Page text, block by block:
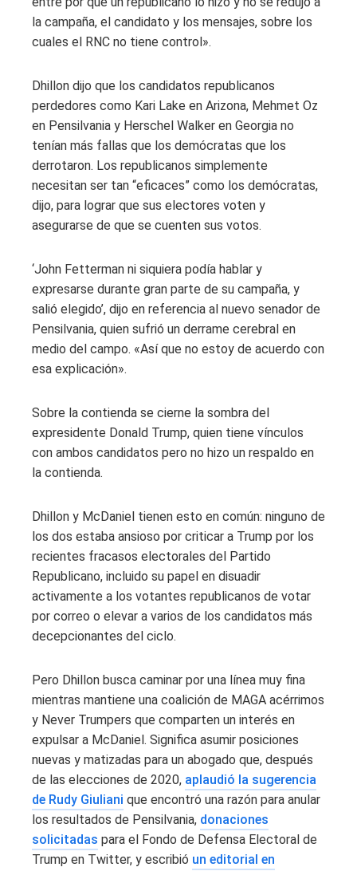
la campaña, el candidato y los mensajes, sobre los
cuales el RNC no tiene control».
Dhillon dijo que los candidatos republicanos
perdedores como Kari Lake en Arizona, Mehmet Oz
en Pensilvania y Herschel Walker en Georgia no
tenían más fallas que los demócratas que los
derrotaron. Los republicanos simplemente
necesitan ser tan “eficaces” como los demócratas,
dijo, para lograr que sus electores voten y
asegurarse de que se cuenten sus votos.
‘John Fetterman ni siquiera podía hablar y
expresarse durante gran parte de su campaña, y
salió elegido’, dijo en referencia al nuevo senador de
Pensilvania, quien sufrió un derrame cerebral en
medio del campo. «Así que no estoy de acuerdo con
esa explicación».
Sobre la contienda se cierne la sombra del
expresidente Donald Trump, quien tiene vínculos
con ambos candidatos pero no hizo un respaldo en
la contienda.
Dhillon y McDaniel tienen esto en común: ninguno de
los dos estaba ansioso por criticar a Trump por los
recientes fracasos electorales del Partido
Republicano, incluido su papel en disuadir
activamente a los votantes republicanos de votar
por correo o elevar a varios de los candidatos más
decepcionantes del ciclo.
Pero Dhillon busca caminar por una línea muy fina
mientras mantiene una coalición de MAGA acérrimos
y Never Trumpers que comparten un interés en
expulsar a McDaniel. Significa asumir posiciones
nuevas y matizadas para un abogado que, después
de las elecciones de 2020, aplaudió la sugerencia
de Rudy Giuliani que encontró una razón para anular
los resultados de Pensilvania, donaciones
solicitadas para el Fondo de Defensa Electoral de
Trump en Twitter, y escribió un editorial en